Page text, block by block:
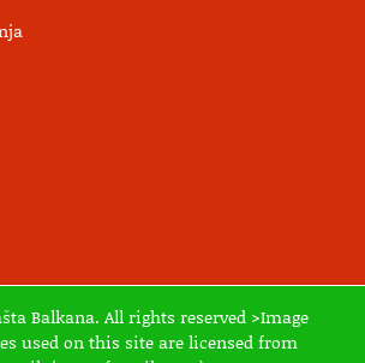
Balkana. All rights reserved >Image
used on this site are licensed from